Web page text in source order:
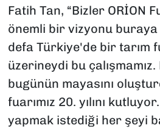
Fatih Tan, “Bizler ORİON
önemli bir vizyonu
defa Türkiye'de bir tarım
üzerineydi bu çalışmamız.
bugünün mayasını
fuarımız 20. yılını
yapmak istediği her şeyi